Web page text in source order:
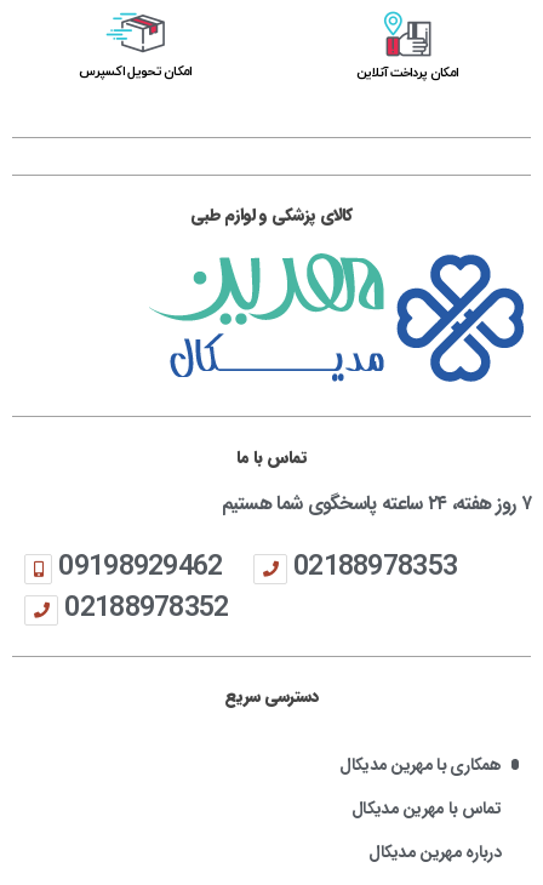
امکان پرداخت آنلاین اﻣﮑﺎن ﺗﺤﻮﯾﻞ اﮐﺴﭙﺮس
کالای پزشکی و لوازم طبی
تماس با ما
۷ روز هفته، ۲۴ ساعته پاسخگوی شما هستیم
09198929462
02188978353
02188978352
دسترسی سریع
همکاری با مهرین مدیکال
تماس با مهرین مدیکال
درباره مهرین مدیکال